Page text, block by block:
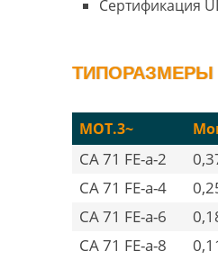
Сертификация
ТИПОРАЗМЕРЫ
MOT.3~
CA 71 FE-a-2
CA 71 FE-a-4
CA 71 FE-a-6
CA 71 FE-a-8